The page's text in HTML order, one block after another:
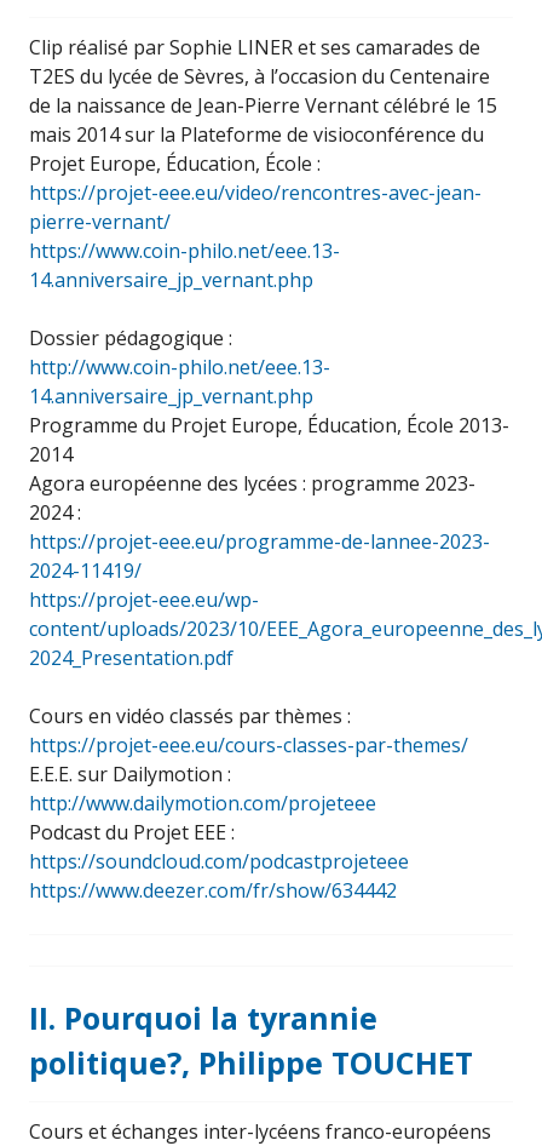
Clip réalisé par Sophie LINER et ses camarades de
T2ES du lycée de Sèvres, à l’occasion du Centenaire
de la naissance de Jean-Pierre Vernant célébré le 15
mais 2014 sur la Plateforme de visioconférence du
Projet Europe, Éducation, École :
https://projet-eee.eu/video/rencontres-avec-jean-
pierre-vernant/
https://www.coin-philo.net/eee.13-
14.anniversaire_jp_vernant.php
Dossier pédagogique :
http://www.coin-philo.net/eee.13-
14.anniversaire_jp_vernant.php
Programme du Projet Europe, Éducation, École 2013-
2014
Agora européenne des lycées : programme 2023-
2024 :
https://projet-eee.eu/programme-de-lannee-2023-
2024-11419/
https://projet-eee.eu/wp-
content/uploads/2023/10/
2024_Presentation.pdf
Cours en vidéo classés par thèmes :
https://projet-eee.eu/cours-classes-par-themes/
E.E.E. sur Dailymotion :
http://www.dailymotion.com/projeteee
Podcast du Projet EEE :
https://soundcloud.com/podcastprojeteee
https://www.deezer.com/fr/show/634442
II. Pourquoi la tyrannie
politique?, Philippe TOUCHET
Cours et échanges inter-lycéens franco-européens